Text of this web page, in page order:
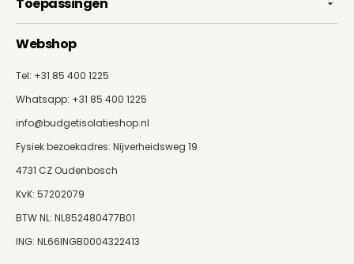
Toepassingen
Webshop
Tel: +31 85 400 1225
Whatsapp: +31 85 400 1225
info@budgetisolatieshop.nl
Fysiek bezoekadres: Nijverheidsweg 19
4731 CZ Oudenbosch
KvK: 57202079
BTW NL: NL852480477B01
ING: NL66INGB0004322413